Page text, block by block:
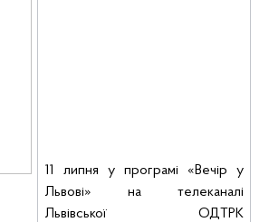
11 липня у програмі «Вечір у
Львові» на телеканалі
Львівської ОДТРК